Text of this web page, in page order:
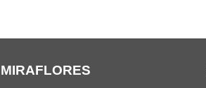
MIRAFLORES